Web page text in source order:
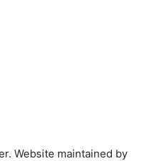
Website maintained by